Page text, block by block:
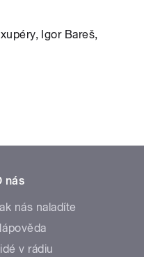
Igor Bareš,
nás
nás naladíte
v rádiu